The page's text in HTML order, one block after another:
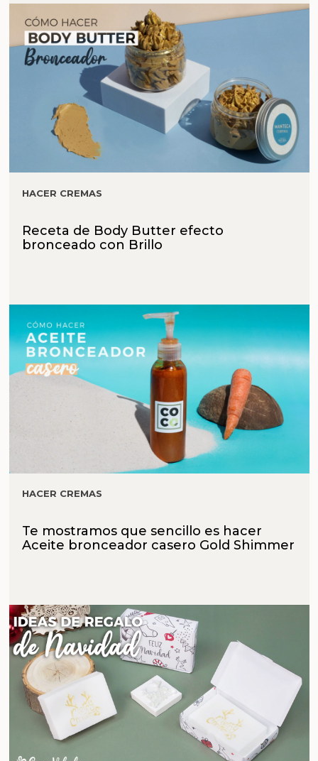
HACER CREMAS
Receta de Body Butter efecto
bronceado con Brillo
HACER CREMAS
Te mostramos que sencillo es hacer
Aceite bronceador casero Gold Shimmer